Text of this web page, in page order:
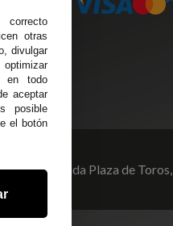
Avenida Plaza de Toros,
otras
divulgar
en todo
aceptar
posible
el botón